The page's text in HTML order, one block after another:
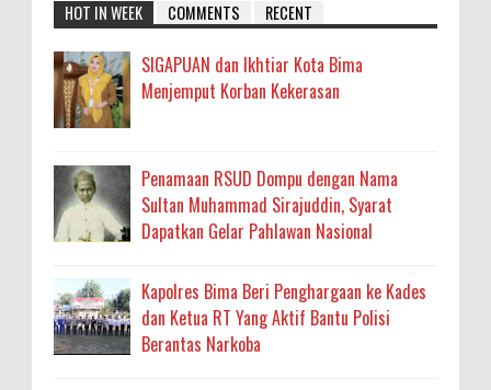
HOT IN WEEK COMMENTS RECENT
SIGAPUAN dan Ikhtiar Kota Bima
Menjemput Korban Kekerasan
Penamaan RSUD Dompu dengan Nama
Sultan Muhammad Sirajuddin, Syarat
Dapatkan Gelar Pahlawan Nasional
Kapolres Bima Beri Penghargaan ke Kades
dan Ketua RT Yang Aktif Bantu Polisi
Berantas Narkoba